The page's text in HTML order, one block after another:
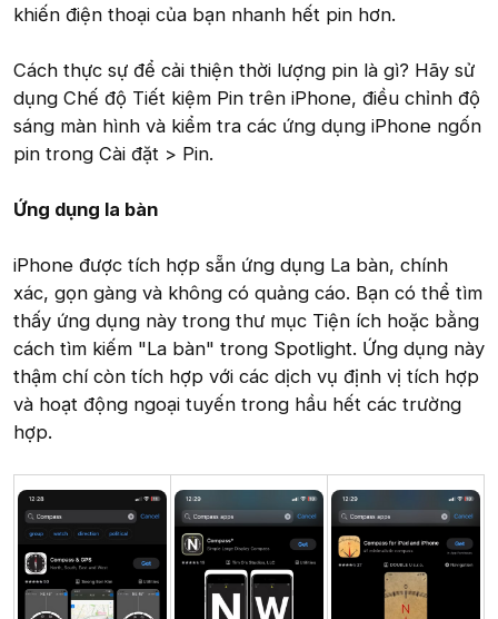
khiến điện thoại của bạn nhanh hết pin hơn.
Cách thực sự để cải thiện thời lượng pin là gì? Hãy sử
dụng Chế độ Tiết kiệm Pin trên iPhone, điều chỉnh độ
sáng màn hình và kiểm tra các ứng dụng iPhone ngốn
pin trong Cài đặt > Pin.
Ứng dụng la bàn
iPhone được tích hợp sẵn ứng dụng La bàn, chính
xác, gọn gàng và không có quảng cáo. Bạn có thể tìm
thấy ứng dụng này trong thư mục Tiện ích hoặc bằng
cách tìm kiếm "La bàn" trong Spotlight. Ứng dụng này
thậm chí còn tích hợp với các dịch vụ định vị tích hợp
và hoạt động ngoại tuyến trong hầu hết các trường
hợp.